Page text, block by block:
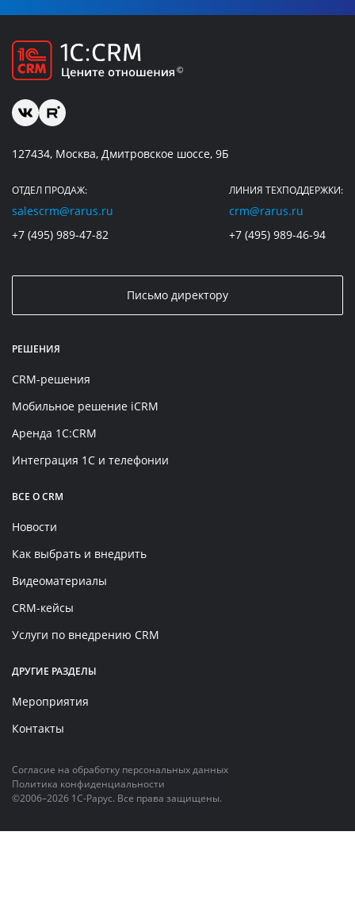
127434, Москва, Дмитровское шоссе, 9Б
ОТДЕЛ ПРОДАЖ:
salescrm@rarus.ru
+7 (495) 989-47-82
ЛИНИЯ ТЕХПОДДЕРЖКИ:
crm@rarus.ru
+7 (495) 989-46-94
Письмо директору
РЕШЕНИЯ
CRM-решения
Мобильное решение iCRM
Аренда 1C:CRM
Интеграция 1С и телефонии
ВСЕ О CRM
Новости
Как выбрать и внедрить
Видеоматериалы
CRM-кейсы
Услуги по внедрению CRM
ДРУГИЕ РАЗДЕЛЫ
Мероприятия
Контакты
©2006–2026 1С-Рарус. Все права защищены.
Политика конфиденциальности
Согласие на обработку персональных данных